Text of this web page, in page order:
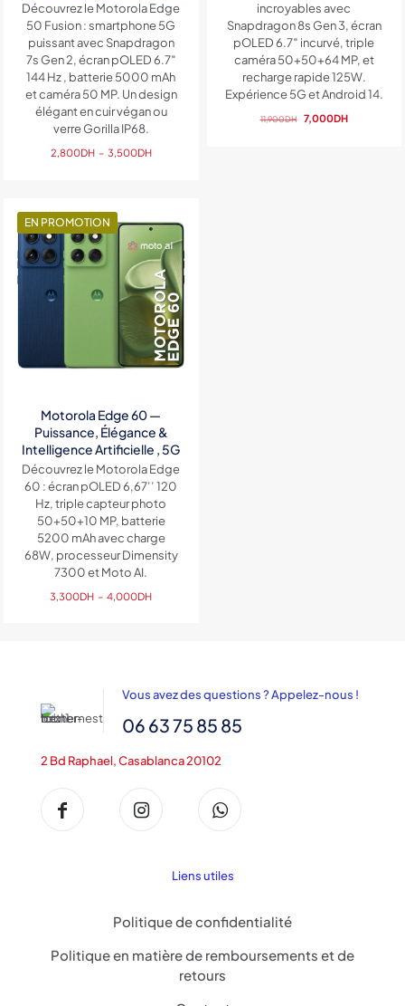
Découvrez le Motorola Edge
50 Fusion : smartphone 5G
puissant avec Snapdragon
7s Gen 2, écran pOLED 6.7″
144 Hz , batterie 5000 mAh
et caméra 50 MP. Un design
élégant en cuir végan ou
verre Gorilla IP68.
2,800DH – 3,500DHPlage
à
3,500DH
incroyables avec
Snapdragon 8s Gen 3, écran
pOLED 6.7″ incurvé, triple
caméra 50+50+64 MP, et
recharge rapide 125W.
Expérience 5G et Android 14.
11,900DH
Le
7,000DHLe
EN PROMOTION
Motorola Edge 60 —
Puissance, Élégance &
Intelligence Artificielle , 5G
Découvrez le Motorola Edge
60 : écran pOLED 6,67’’ 120
Hz, triple capteur photo
50+50+10 MP, batterie
5200 mAh avec charge
68W, processeur Dimensity
7300 et Moto AI.
3,300DH – 4,000DHPlage
Vous avez des questions ? Appelez-nous !
06 63 75 85 85
2 Bd Raphael, Casablanca 20102
Liens utiles
Politique de confidentialité
Politique en matière de remboursements et de
retours